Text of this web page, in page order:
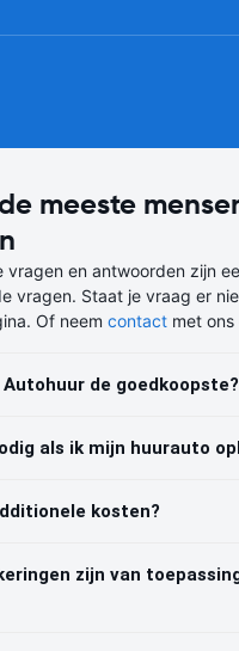
meeste
vragen en antwoorden zijn
vragen. Staat je vraag er
Of neem contact met ons
Autohuur de goedkoopste?
als ik mijn huurauto
kosten?
zijn van